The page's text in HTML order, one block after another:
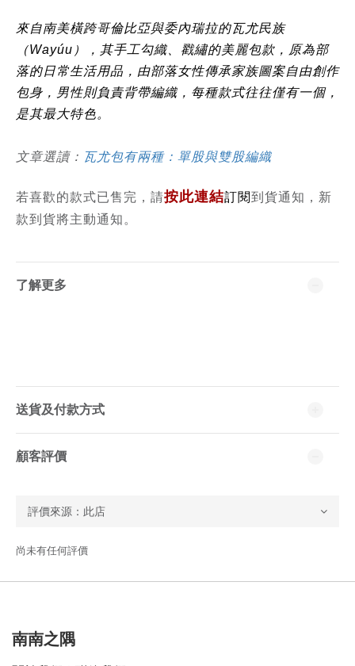
來自南美橫跨哥倫比亞與委內瑞拉的瓦尤民族
（Wayúu），其手工勾織、戳繡的美麗包款，原為部
落的日常生活用品，由部落女性傳承家族圖案自由創作
包身，男性則負責背帶編織，每種款式往往僅有一個，
是其最大特色。
文章選讀： 瓦尤包有兩種：單股與雙股編織
若喜歡的款式已售完，請按此連結訂閱到貨通知，新
款到貨將主動通知。
了解更多
送貨及付款方式
顧客評價
尚未有任何評價
南南之隅